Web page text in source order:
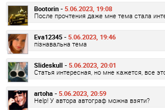
Bootorin - 5.06.2023, 19:08
После прочтения даже мне тема стала
Eva12345 - 5.06.2023, 19:46
пізнавальна тема
Slideskull - 5.06.2023, 20:01
Статья интересная, но мне кажется, все
artoha - 5.06.2023, 20:59
Help! У автора автограф можна взяти?